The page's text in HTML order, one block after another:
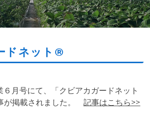
ドネット®
月号にて、「クビアカガードネット
が掲載されました。記事はこちら>>